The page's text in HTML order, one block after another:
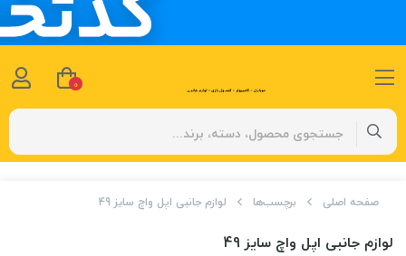
صفحه اصلی برچسب‌ها لوازم جانبی اپل واچ سایز 49
لوازم جانبی اپل واچ سایز 49
0